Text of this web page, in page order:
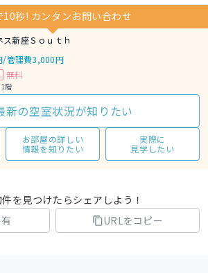
10秒! カンタンお問い合わせ
ス新座Ｓｏｕｔｈ
/管理費3,000円
無料
階
新の空室状況が知りたい
お部屋の詳しい
情報を知りたい
実際に
見学したい
を見つけたらシェアしよう！
URLをコピー